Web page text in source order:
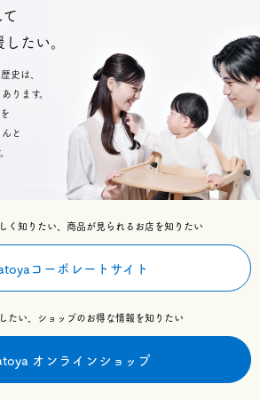
たい。
史は、
ります。
と
く知りたい、商品が見られるお店を知りたい
コーポレートサイト
たい、ショップのお得な情報を知りたい
オンラインショップ